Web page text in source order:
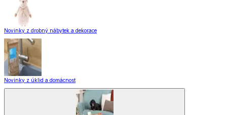
Novinky z drobný nábytek a dekorace
Novinky z úklid a domácnost